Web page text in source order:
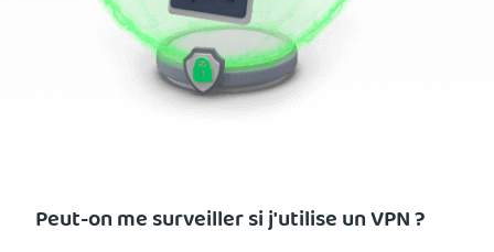
Peut-on me surveiller si j'utilise un VPN ?